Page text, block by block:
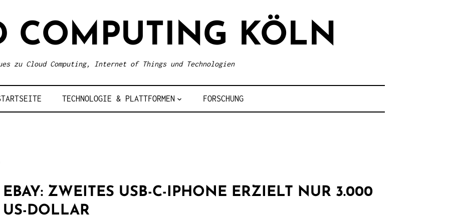
COMPUTING KÖLN
zu Cloud Computing, Internet of Things und Technologien
TECHNOLOGIE & PLATTFORMEN FORSCHUNG
EBAY: ZWEITES USB-C-IPHONE ERZIELT NUR 3.000
US-DOLLAR